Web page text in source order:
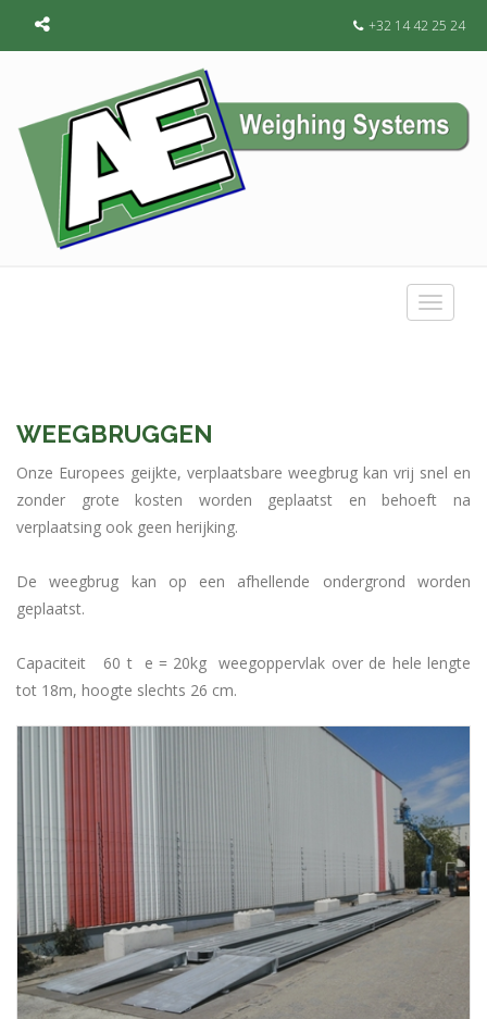
+32 14 42 25 24
Toggle
WEEGBRUGGEN
Onze Europees geijkte, verplaatsbare weegbrug kan vrij snel en
zonder grote kosten worden geplaatst en behoeft na
verplaatsing ook geen herijking.
De weegbrug kan op een afhellende ondergrond worden
geplaatst.
Capaciteit 60 t e = 20kg weegoppervlak over de hele lengte
tot 18m, hoogte slechts 26 cm.